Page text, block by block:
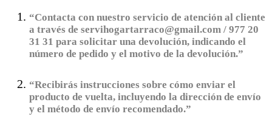
“Contacta con nuestro servicio de atención al cliente
a través de servihogartarraco@gmail.com / 977 20
31 31 para solicitar una devolución, indicando el
número de pedido y el motivo de la devolución.”
“Recibirás instrucciones sobre cómo enviar el
producto de vuelta, incluyendo la dirección de envío
y el método de envío recomendado.”